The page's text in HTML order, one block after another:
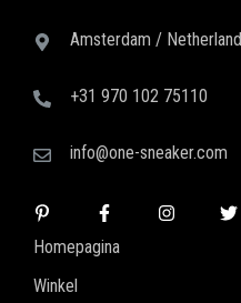
Amsterdam / Netherland
+31 970 102 75110
info@one-sneaker.com
Homepagina
Winkel